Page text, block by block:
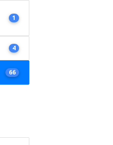
1
4
66